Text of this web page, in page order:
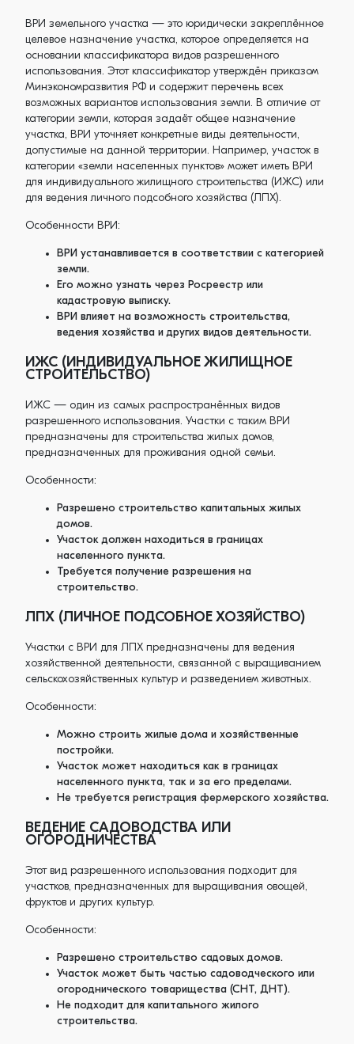
ВРИ земельного участка — это юридически закреплённое
целевое назначение участка, которое определяется на
основании классификатора видов разрешенного
использования. Этот классификатор утверждён приказом
Минэкономразвития РФ и содержит перечень всех
возможных вариантов использования земли. В отличие от
категории земли, которая задаёт общее назначение
участка, ВРИ уточняет конкретные виды деятельности,
допустимые на данной территории. Например, участок в
категории «земли населенных пунктов» может иметь ВРИ
для индивидуального жилищного строительства (ИЖС) или
для ведения личного подсобного хозяйства (ЛПХ).
Особенности ВРИ:
ВРИ устанавливается в соответствии с категорией
земли.
Его можно узнать через Росреестр или
кадастровую выписку.
ВРИ влияет на возможность строительства,
ведения хозяйства и других видов деятельности.
ИЖС (ИНДИВИДУАЛЬНОЕ ЖИЛИЩНОЕ
СТРОИТЕЛЬСТВО)
ИЖС — один из самых распространённых видов
разрешенного использования. Участки с таким ВРИ
предназначены для строительства жилых домов,
предназначенных для проживания одной семьи.
Особенности:
Разрешено строительство капитальных жилых
домов.
Участок должен находиться в границах
населенного пункта.
Требуется получение разрешения на
строительство.
ЛПХ (ЛИЧНОЕ ПОДСОБНОЕ ХОЗЯЙСТВО)
Участки с ВРИ для ЛПХ предназначены для ведения
хозяйственной деятельности, связанной с выращиванием
сельскохозяйственных культур и разведением животных.
Особенности:
Можно строить жилые дома и хозяйственные
постройки.
Участок может находиться как в границах
населенного пункта, так и за его пределами.
Не требуется регистрация фермерского хозяйства.
ВЕДЕНИЕ САДОВОДСТВА ИЛИ
ОГОРОДНИЧЕСТВА
Этот вид разрешенного использования подходит для
участков, предназначенных для выращивания овощей,
фруктов и других культур.
Особенности:
Разрешено строительство садовых домов.
Участок может быть частью садоводческого или
огороднического товарищества (СНТ, ДНТ).
Не подходит для капитального жилого
строительства.